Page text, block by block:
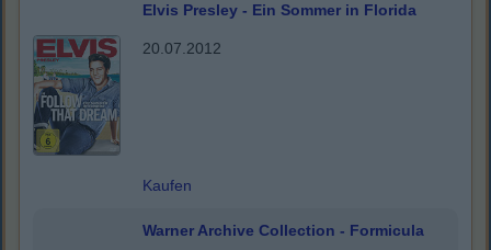
Elvis Presley - Ein Sommer in Florida
20.07.2012
Kaufen
Warner Archive Collection - Formicula